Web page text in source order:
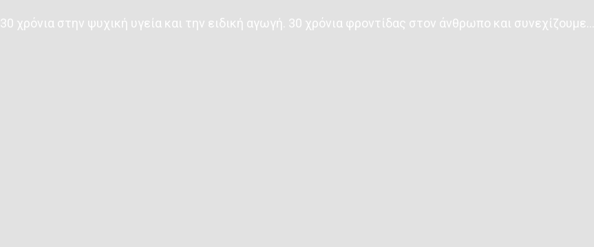
30 χρόνια στην ψυχική υγεία και την ειδική αγωγή. 30 χρόνια φροντίδας στον άνθρωπο και συνεχίζουμε…